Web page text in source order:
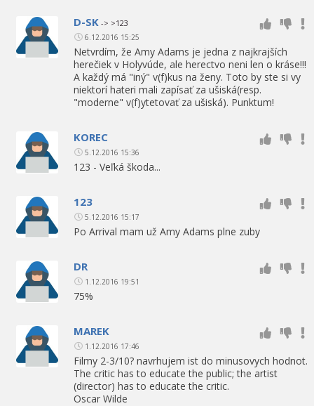
D-SK -> >123
6.12.2016 15:25
Netvrdím, že Amy Adams je jedna z najkrajších
herečiek v Holyvúde, ale herectvo neni len o kráse!!!
A každý má "iný" v(f)kus na ženy. Toto by ste si vy
niektorí hateri mali zapísať za ušiská(resp.
"moderne" v(f)ytetovať za ušiská). Punktum!
KOREC
5.12.2016 15:36
123 - Veľká škoda...
123
5.12.2016 15:17
Po Arrival mam už Amy Adams plne zuby
DR
1.12.2016 19:51
75%
MAREK
1.12.2016 17:46
Filmy 2-3/10? navrhujem ist do minusovych hodnot.
The critic has to educate the public; the artist
(director) has to educate the critic.
Oscar Wilde